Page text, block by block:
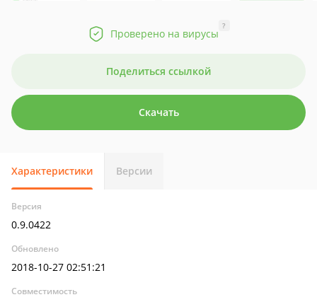
Проверено на вирусы
?
Поделиться ссылкой
Скачать
Характеристики Версии
Версия
0.9.0422
Обновлено
2018-10-27 02:51:21
Совместимость